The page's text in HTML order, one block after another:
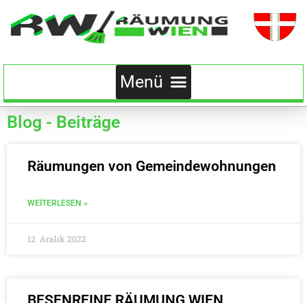
Blog - Beiträge
Räumungen von Gemeindewohnungen
WEITERLESEN »
12. Aralık 2022